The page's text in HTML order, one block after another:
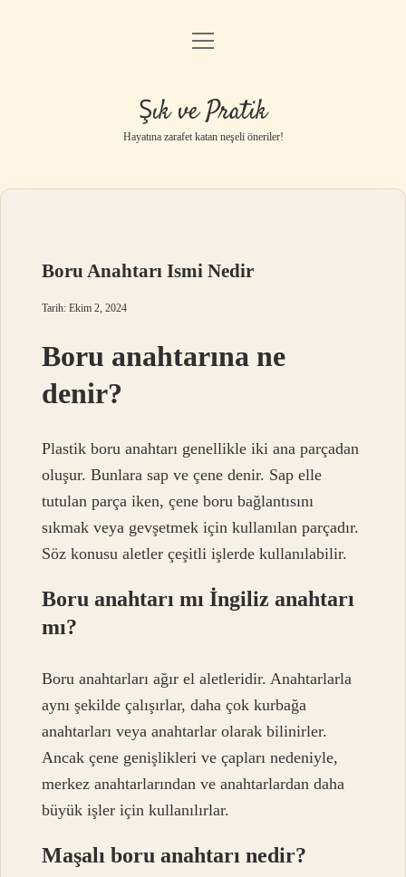
Anasayfa
Yasal Uyarı
menüyü
Şık ve Pratik
Hayatına zarafet katan neşeli öneriler!
Boru Anahtarı Ismi Nedir
Tarih: Ekim 2, 2024
Boru anahtarına ne
denir?
Plastik boru anahtarı genellikle iki ana parçadan
oluşur. Bunlara sap ve çene denir. Sap elle
tutulan parça iken, çene boru bağlantısını
sıkmak veya gevşetmek için kullanılan parçadır.
Söz konusu aletler çeşitli işlerde kullanılabilir.
Boru anahtarı mı İngiliz anahtarı
mı?
Boru anahtarları ağır el aletleridir. Anahtarlarla
aynı şekilde çalışırlar, daha çok kurbağa
anahtarları veya anahtarlar olarak bilinirler.
Ancak çene genişlikleri ve çapları nedeniyle,
merkez anahtarlarından ve anahtarlardan daha
büyük işler için kullanılırlar.
Maşalı boru anahtarı nedir?